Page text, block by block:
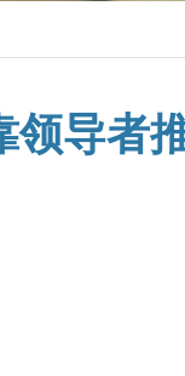
领导者